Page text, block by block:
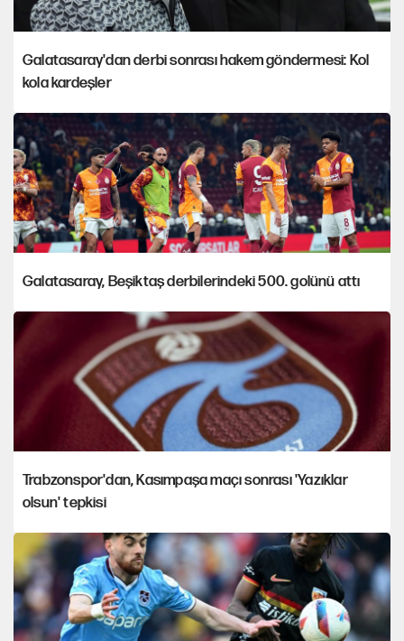
Galatasaray'dan derbi sonrası hakem göndermesi: Kol
kola kardeşler
Galatasaray, Beşiktaş derbilerindeki 500. golünü attı
Trabzonspor'dan, Kasımpaşa maçı sonrası 'Yazıklar
olsun' tepkisi